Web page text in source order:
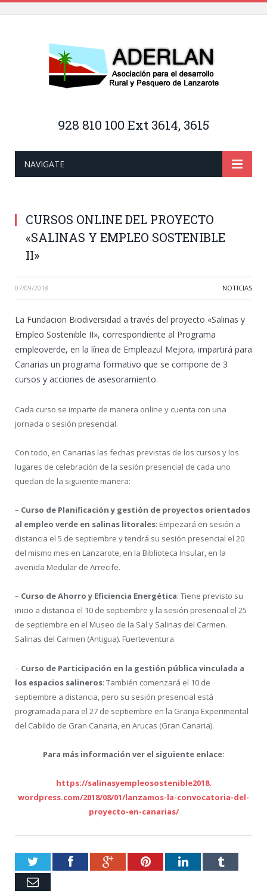
928 810 100 Ext 3614, 3615
NAVIGATE
CURSOS ONLINE DEL PROYECTO
«SALINAS Y EMPLEO SOSTENIBLE
II»
07/09/2018 NOTICIAS
La Fundacion Biodiversidad a través del proyecto «Salinas y
Empleo Sostenible II», correspondiente al Programa
empleoverde, en la línea de Empleazul Mejora, impartirá para
Canarias un programa formativo que se compone de 3
cursos y acciones de asesoramiento.
Cada curso se imparte de manera online y cuenta con una
jornada o sesión presencial.
Con todo, en Canarias las fechas previstas de los cursos y los
lugares de celebración de la sesión presencial de cada uno
quedan de la siguiente manera:
– Curso de Planificación y gestión de proyectos orientados
al empleo verde en salinas litorales: Empezará en sesión a
distancia el 5 de septiembre y tendrá su sesión presencial el 20
del mismo mes en Lanzarote, en la Biblioteca Insular, en la
avenida Medular de Arrecife.
– Curso de Ahorro y Eficiencia Energética: Tiene previsto su
inicio a distancia el 10 de septiembre y la sesión presencial el 25
de septiembre en el Museo de la Sal y Salinas del Carmen.
Salinas del Carmen (Antigua). Fuerteventura.
– Curso de Participación en la gestión pública vinculada a
los espacios salineros: También comenzará el 10 de
septiembre a distancia, pero su sesión presencial está
programada para el 27 de septiembre en la Granja Experimental
del Cabildo de Gran Canaria, en Arucas (Gran Canaria).
Para más información ver el siguiente enlace:
https://salinasyempleosostenible2018.
wordpress.com/2018/08/01/lanzamos-la-convocatoria-del-
proyecto-en-canarias/
TwitterFacebookGoogle+PinterestLinkedInTumblr
Email